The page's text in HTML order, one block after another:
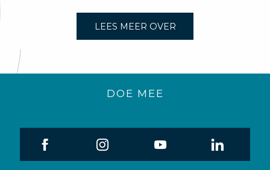
LEES MEER OVER
DOE MEE